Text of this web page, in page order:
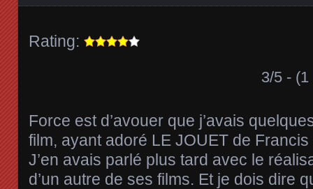
Rating:
3/5 - (1
Force est d’avouer que j’avais
film, ayant adoré LE JOUET de
J’en avais parlé plus tard avec le
d’un autre de ses films. Et je dois dire